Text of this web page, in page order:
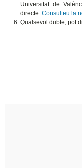
Universitat de
directe.Consulteu la
Qualsevol dubte, pot